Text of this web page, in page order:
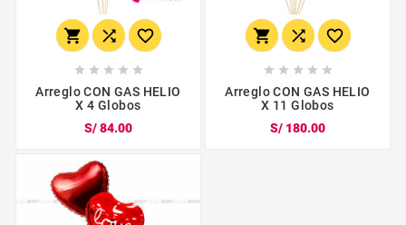
  
    
Arreglo CON GAS HELIO
X 4 Globos
S/ 84.00
  
    
Arreglo CON GAS HELIO
X 11 Globos
S/ 180.00